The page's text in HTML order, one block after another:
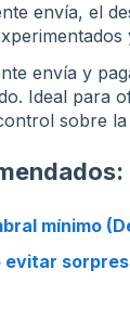
envía, el
envía y
Ideal para
sobre la
mínimo
evitar